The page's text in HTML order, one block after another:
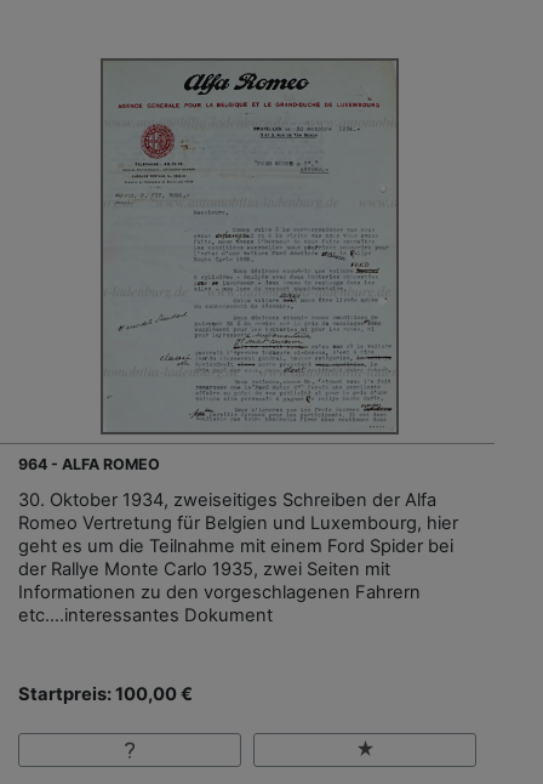
964 - ALFA ROMEO
30. Oktober 1934, zweiseitiges Schreiben der Alfa
Romeo Vertretung für Belgien und Luxembourg, hier
geht es um die Teilnahme mit einem Ford Spider bei
der Rallye Monte Carlo 1935, zwei Seiten mit
Informationen zu den vorgeschlagenen Fahrern
etc....interessantes Dokument
Startpreis: 100,00 €